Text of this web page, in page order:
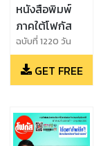
หนังสือพิมพ์
ภาคใต้โฟกัส
ฉบับที่ 1220 วัน
ที่17-
23มกราคม2565
GET FREE